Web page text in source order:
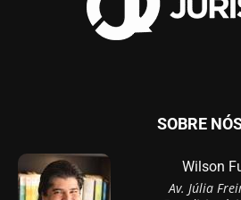
SOBRE
Wilson
Av. Júlia